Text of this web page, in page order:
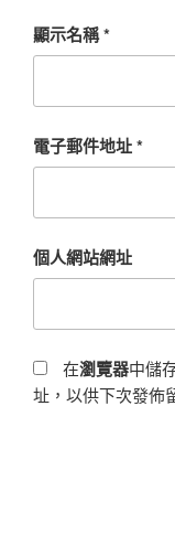
顯示名稱*
電子郵件地址*
個人網站網址
在瀏覽器中儲
址，以供下次發佈